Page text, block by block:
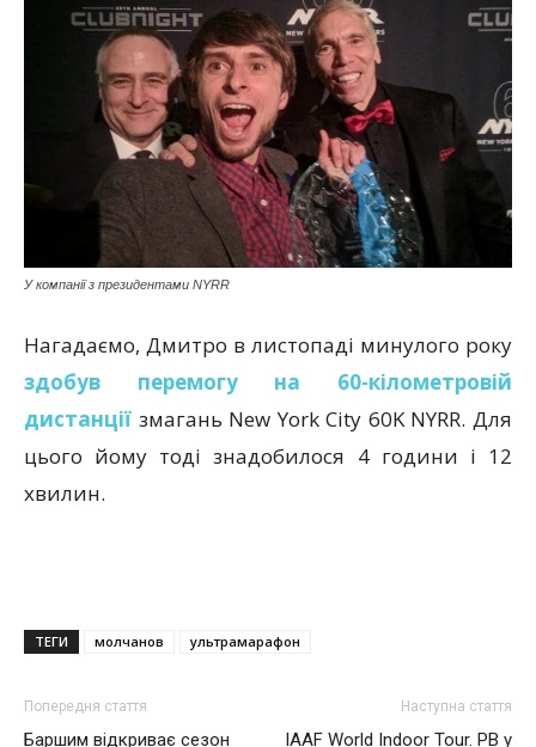
У компанії з президентами NYRR
Нагадаємо, Дмитро в листопаді минулого року
здобув перемогу на 60-кілометровій
дистанції змагань New York City 60K NYRR. Для
цього йому тоді знадобилося 4 години і 12
хвилин.
ТЕГИ молчанов ультрамарафон
Попередня стаття
Баршим відкриває сезон
Наступна стаття
IAAF World Indoor Tour. PB у